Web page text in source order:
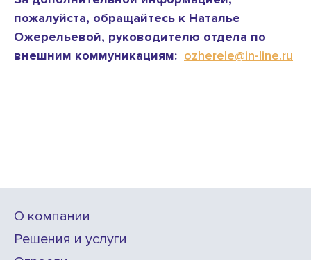
пожалуйста, обращайтесь к Наталье
Ожерельевой, руководителю отдела по
внешним коммуникациям: ozherele@in-line.ru
О компании
Решения и услуги